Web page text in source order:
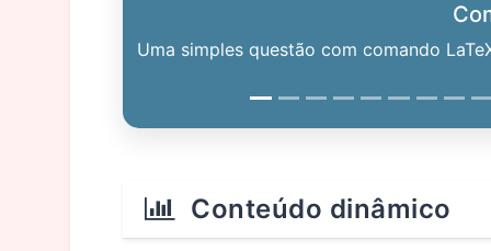
Uma simples questão com comando
Conteúdo dinâmico